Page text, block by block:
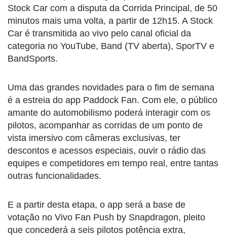
Stock Car com a disputa da Corrida Principal, de 50
minutos mais uma volta, a partir de 12h15. A Stock
Car é transmitida ao vivo pelo canal oficial da
categoria no YouTube, Band (TV aberta), SporTV e
BandSports.
Uma das grandes novidades para o fim de semana
é a estreia do app Paddock Fan. Com ele, o público
amante do automobilismo poderá interagir com os
pilotos, acompanhar as corridas de um ponto de
vista imersivo com câmeras exclusivas, ter
descontos e acessos especiais, ouvir o rádio das
equipes e competidores em tempo real, entre tantas
outras funcionalidades.
E a partir desta etapa, o app será a base de
votação no Vivo Fan Push by Snapdragon, pleito
que concederá a seis pilotos potência extra,